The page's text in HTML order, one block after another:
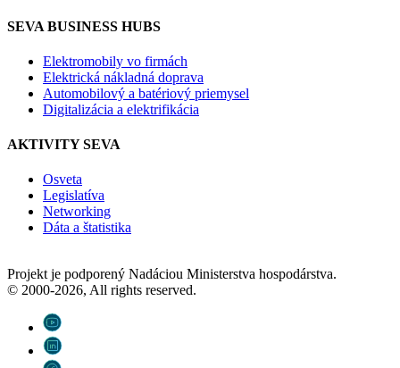
SEVA BUSINESS HUBS
Elektromobily vo firmách
Elektrická nákladná doprava
Automobilový a batériový priemysel
Digitalizácia a elektrifikácia
AKTIVITY SEVA
Osveta
Legislatíva
Networking
Dáta a štatistika
Projekt je podporený Nadáciou Ministerstva hospodárstva.
© 2000-2026, All rights reserved.